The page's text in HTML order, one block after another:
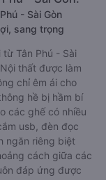
- Sài Gòn
sang trọng
Tân Phú - Sài
thất được làm
chỉ êm ái cho
hề bị hầm bí
các ghế có nhiều
usb, đèn đọc
ngăn riêng biệt
cách giữa các
đáp ứng được